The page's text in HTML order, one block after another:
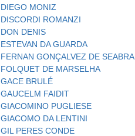
DIEGO MONIZ
DISCORDI ROMANZI
DON DENIS
ESTEVAN DA GUARDA
FERNAN GONÇALVEZ DE SEABRA
FOLQUET DE MARSELHA
GACE BRULÉ
GAUCELM FAIDIT
GIACOMINO PUGLIESE
GIACOMO DA LENTINI
GIL PERES CONDE